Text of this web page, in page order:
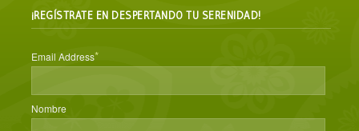
¡REGÍSTRATE EN DESPERTANDO TU SERENIDAD!
Email Address*
Nombre